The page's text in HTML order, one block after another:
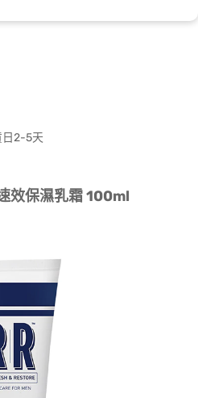
日2-5天
效保濕乳霜 100ml